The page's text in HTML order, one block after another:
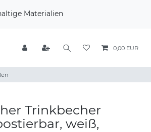
Materialien
0,00 EUR
Trinkbecher
weiß,